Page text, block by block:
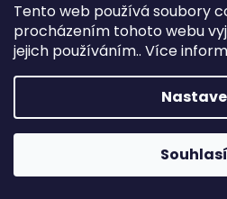
Tento web používá soubory
procházením tohoto webu
jejich používáním.. Více
37 38 40 41 42
O
NAČÍST 21
S
t
r
1 4
64položek